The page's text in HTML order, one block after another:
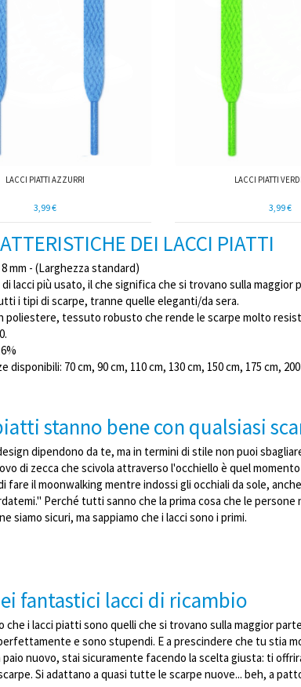
LACCI PIATTI AZZURRI
3,99 €
LACCI PIATTI
3,99 €
DEI LACCI PIATTI
mm - (Larghezza standard)
lacci più usato, il che significa che si trovano sulla maggior
i tipi di scarpe, tranne quelle eleganti/da sera.
poliestere, tessuto robusto che rende le scarpe molto
disponibili: 70 cm, 90 cm, 110 cm, 130 cm, 150 cm, 175 cm,
stanno bene con qualsiasi
dipendono da te, ma in termini di stile non puoi
di zecca che scivola attraverso l'occhiello è quel
fare il moonwalking mentre indossi gli occhiali da sole,
Perché tutti sanno che la prima cosa che le persone
ne siamo sicuri, ma sappiamo che i lacci sono i primi.
fantastici lacci di ricambio
che i lacci piatti sono quelli che si trovano sulla maggior
e sono stupendi. E a prescindere che tu stia
paio nuovo, stai sicuramente facendo la scelta giusta: ti
Si adattano a quasi tutte le scarpe nuove... beh, a